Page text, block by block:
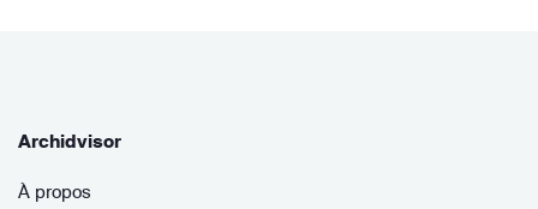
Archidvisor
À propos